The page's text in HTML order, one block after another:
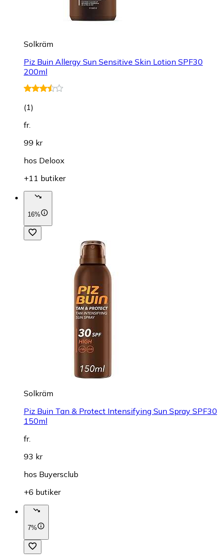
Solkräm
Piz Buin Allergy Sun Sensitive Skin Lotion SPF30
200ml
(1)
fr.
99 kr
hos Deloox
+11 butiker
16%
Solkräm
Piz Buin Tan & Protect Intensifying Sun Spray SPF30
150ml
fr.
93 kr
hos Buyersclub
+6 butiker
7%